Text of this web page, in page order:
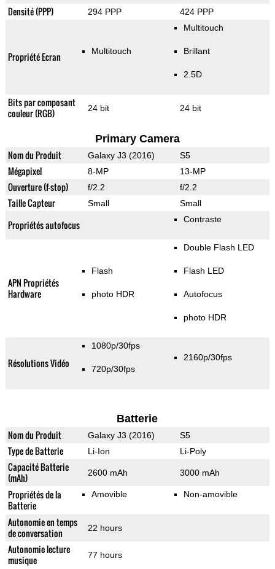
Densité (PPP) 294 PPP 424 PPP
Propriété Ecran Multitouch
Multitouch
Brillant
2.5D
Bits par composant
couleur (RGB)
24 bit 24 bit
Primary Camera
Nom du Produit Galaxy J3 (2016) S5
Mégapixel 8-MP 13-MP
Ouverture (f-stop) f/2.2 f/2.2
Taille Capteur Small Small
Propriétés autofocus Contraste
APN Propriétés
Hardware
Flash
photo HDR
Double Flash LED
Flash LED
Autofocus
photo HDR
Résolutions Vidéo
1080p/30fps
720p/30fps
2160p/30fps
Batterie
Nom du Produit Galaxy J3 (2016) S5
Type de Batterie Li-Ion Li-Poly
Capacité Batterie
(mAh)
2600 mAh 3000 mAh
Propriétés de la
Batterie
Amovible Non-amovible
Autonomie en temps
de conversation
22 hours
Autonomie lecture
musique
77 hours